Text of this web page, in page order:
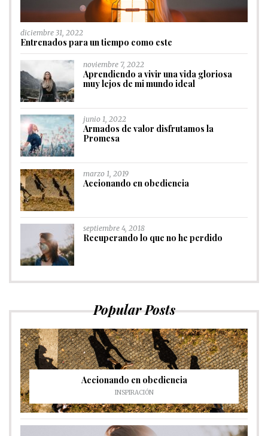
diciembre 31, 2022
Entrenados para un tiempo como este
noviembre 7, 2022
Aprendiendo a vivir una vida gloriosa
muy lejos de mi mundo ideal
junio 1, 2022
Armados de valor disfrutamos la
Promesa
marzo 1, 2019
Accionando en obediencia
septiembre 4, 2018
Recuperando lo que no he perdido
Popular Posts
Accionando en obediencia
INSPIRACIÓN